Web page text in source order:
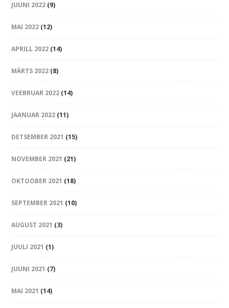
JUUNI 2022 (9)
MAI 2022 (12)
APRILL 2022 (14)
MÄRTS 2022 (8)
VEEBRUAR 2022 (14)
JAANUAR 2022 (11)
DETSEMBER 2021 (15)
NOVEMBER 2021 (21)
OKTOOBER 2021 (18)
SEPTEMBER 2021 (10)
AUGUST 2021 (3)
JUULI 2021 (1)
JUUNI 2021 (7)
MAI 2021 (14)